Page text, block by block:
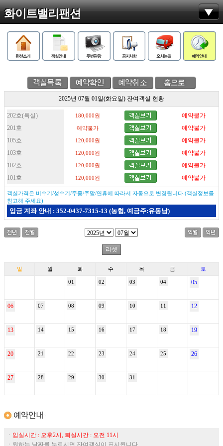
화이트밸리팬션
2025년 07월 01일(화요일) 잔여객실 현황
202호(특실) 180,000원
예약불가
201호
예약불가
예약불가
105호
120,000원
예약불가
103호
120,000원
예약불가
102호
120,000원
예약불가
101호
120,000원 예약불가
객실가격은 비수기/성수기/주중/주말/연휴에 따라서 자동으로 변경됩니다.(객실정보를
참고해 주세요)
입금 계좌 안내 : 352-0437-7315-13 (농협, 예금주:유동남)
일 월 화 수 목 금 토
01 02 03 04 05
06 07 08 09 10 11 12
13 14 15 16 17 18 19
20 21 22 23 24 25 26
27 28 29 30 31
ㆍ 입실시간 : 오후2시, 퇴실시간 : 오전 11시
ㆍ원하는 날짜를 누르시면 잔여객실이 표시됩니다.